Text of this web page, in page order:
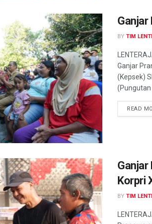
BY TIM
Ganjar
(Kepsek)
(Pungutan
READ
Korpri
BY TIM